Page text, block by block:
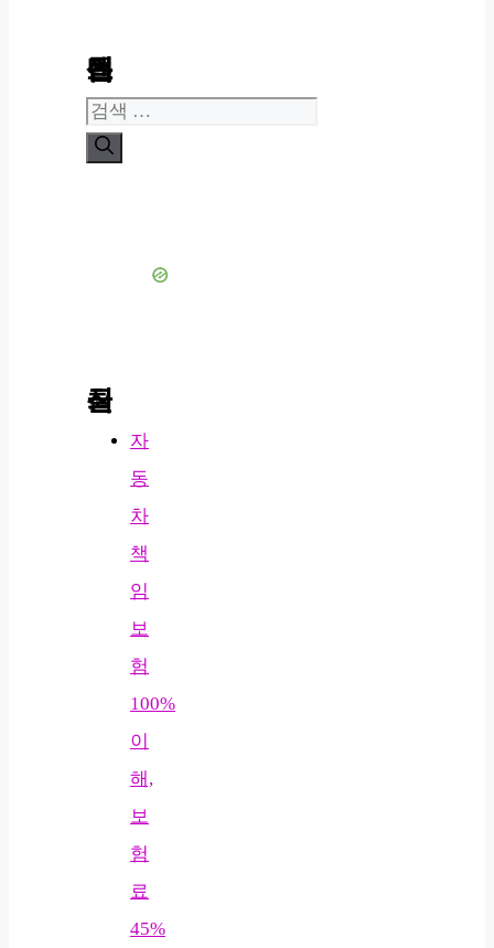
콘텐츠 검색
검
색:
최신 글
자
동
차
책
임
보
험
100%
이
해,
보
험
료
45%